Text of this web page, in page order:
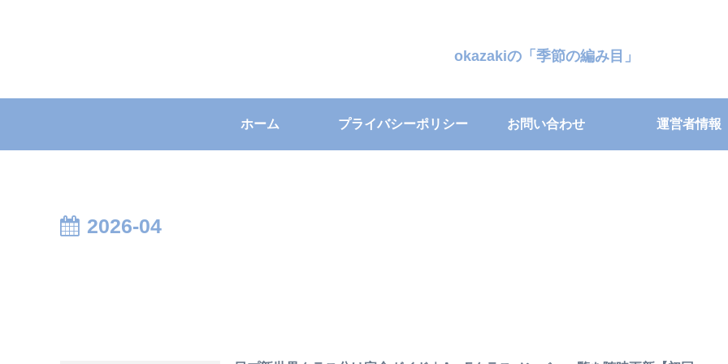
okazakiの「季節の編み目」
ホーム プライバシーポリシー お問い合わせ 運営者情報
2026-04